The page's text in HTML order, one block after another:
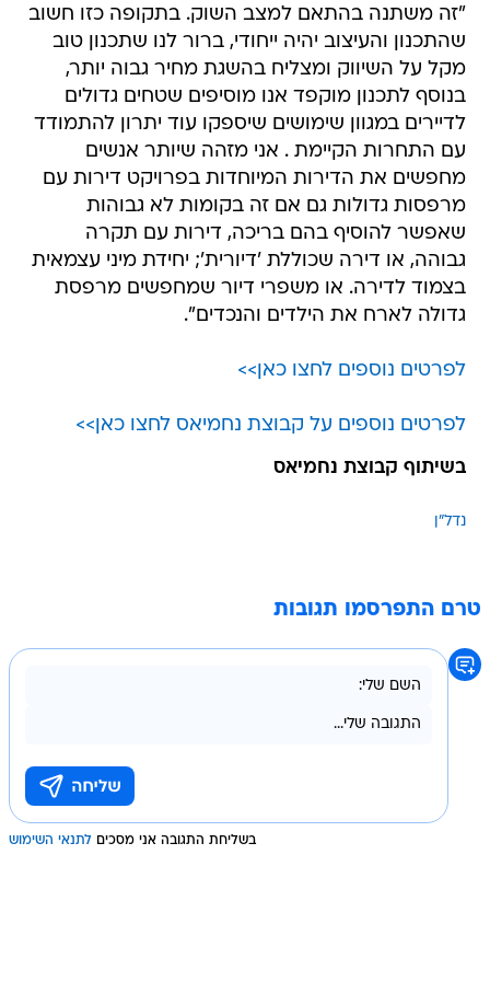
"זה משתנה בהתאם למצב השוק. בתקופה כזו חשוב
שהתכנון והעיצוב יהיה ייחודי, ברור לנו שתכנון טוב
מקל על השיווק ומצליח בהשגת מחיר גבוה יותר,
בנוסף לתכנון מוקפד אנו מוסיפים שטחים גדולים
לדיירים במגוון שימושים שיספקו עוד יתרון להתמודד
עם התחרות הקיימת . אני מזהה שיותר אנשים
מחפשים את הדירות המיוחדות בפרויקט דירות עם
מרפסות גדולות גם אם זה בקומות לא גבוהות
שאפשר להוסיף בהם בריכה, דירות עם תקרה
גבוהה, או דירה שכוללת 'דיורית'; יחידת מיני עצמאית
בצמוד לדירה. או משפרי דיור שמחפשים מרפסת
גדולה לארח את הילדים והנכדים".
לפרטים נוספים לחצו כאן>>
לפרטים נוספים על קבוצת נחמיאס לחצו כאן>>
בשיתוף קבוצת נחמיאס
נדל"ן
טרם התפרסמו תגובות
בשליחת התגובה אני מסכים לתנאי השימוש